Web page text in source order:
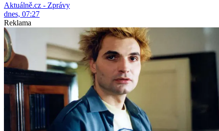
Aktuálně.cz - Zprávy
dnes, 07:27
Reklama